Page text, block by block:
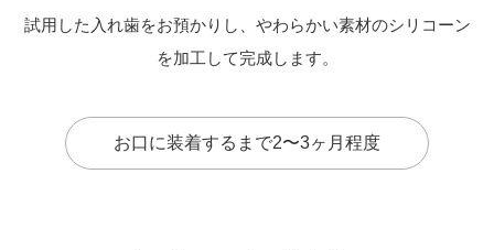
試用した入れ歯をお預かりし、やわらかい素材のシリコーン
を加工して完成します。
お口に装着するまで2〜3ヶ月程度